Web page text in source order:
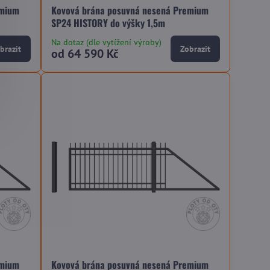
Kovová brána posuvná nesená Premium
SP24 HISTORY do výšky 1,5m
Na dotaz (dle vytížení výroby)
od 64 590 Kč Zobrazit
Kovová brána posuvná nesená Premium